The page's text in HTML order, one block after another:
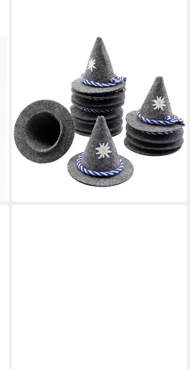
Dekoobjekt 14 Stück
Oktoberfest Mini Filzhut
Trachtenhut Tischdeko
Bayern 10x8CM (1 St)
27,99 € UVP33,59 €
-17%
lieferbar in 3 Wochen